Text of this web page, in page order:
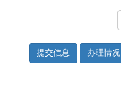
提交信息 办理情况